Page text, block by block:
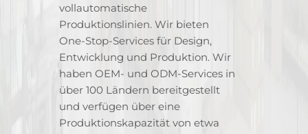
vollautomatische
Produktionslinien. Wir bieten
One-Stop-Services für Design,
Entwicklung und Produktion. Wir
haben OEM- und ODM-Services in
über 100 Ländern bereitgestellt
und verfügen über eine
Produktionskapazität von etwa